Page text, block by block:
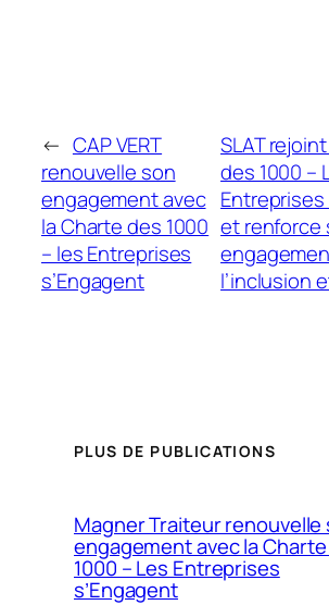
← CAP VERT
renouvelle son
engagement avec
la Charte des 1000
– les Entreprises
s’Engagent
SLAT
des 1000 –
Entreprises
et renforce
l’inclusion
PLUS DE PUBLICATIONS
Magner Traiteur renouvelle
engagement avec la
1000 – Les Entreprises
s’Engagent